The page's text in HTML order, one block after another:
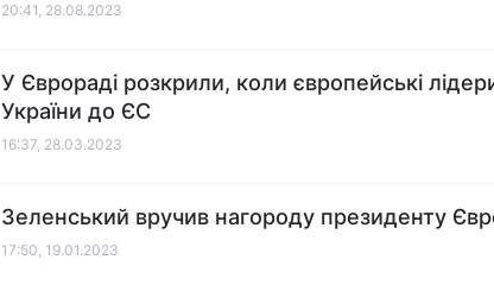
20:41, 28.08.2023
У Єврораді розкрили, коли європейські
України до ЄС
16:37, 28.03.2023
Зеленський вручив нагороду президенту
17:50, 19.01.2023